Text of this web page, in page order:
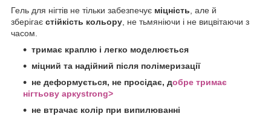
Гель для нігтів не тільки забезпечує міцність, але й
зберігає стійкість кольору, не тьмяніючи і не вицвітаючи з
часом.
тримає краплю і легко моделюється
міцний та надійний після полімеризації
не деформується, не просідає, добре тримає
нігтьову аркуstrong>
не втрачає колір при випилюванні